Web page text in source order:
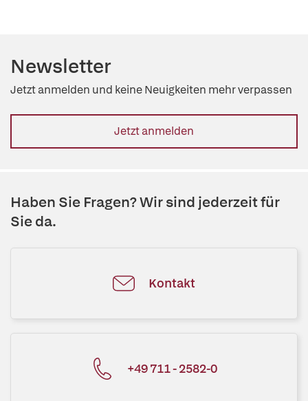
Newsletter
Jetzt anmelden und keine Neuigkeiten mehr verpassen
Jetzt anmelden
Haben Sie Fragen? Wir sind jederzeit für
Sie da.
Kontakt
+49 711 - 2582-0